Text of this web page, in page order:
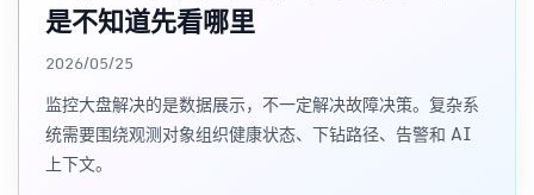
是不知道先看哪里
2026/05/25
监控大盘解决的是数据展示，不一定解决故障决策。复杂系
统需要围绕观测对象组织健康状态、下钻路径、告警和 AI
上下文。